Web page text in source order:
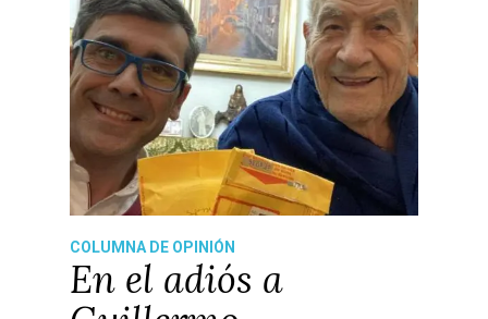
COLUMNA DE OPINIÓN
En el adiós a